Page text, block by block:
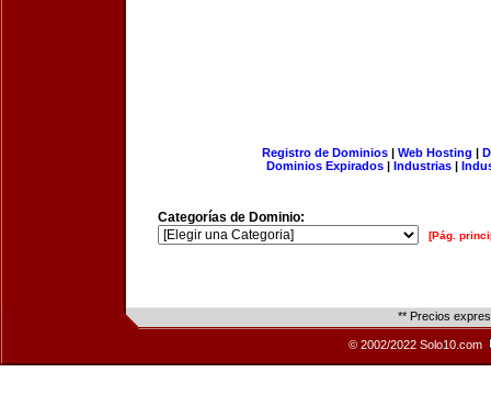
Registro de Dominios| Web Hosting |
Dominios Expirados | Industrias |
Categorías de Dominio:
[Pág.
** Precios
© 2002/2022 Solo10.com